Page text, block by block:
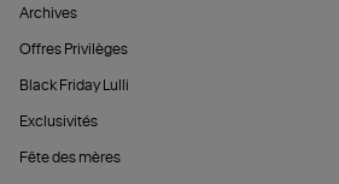
Archives
Offres Privilèges
Black Friday Lulli
Exclusivités
Fête des mères